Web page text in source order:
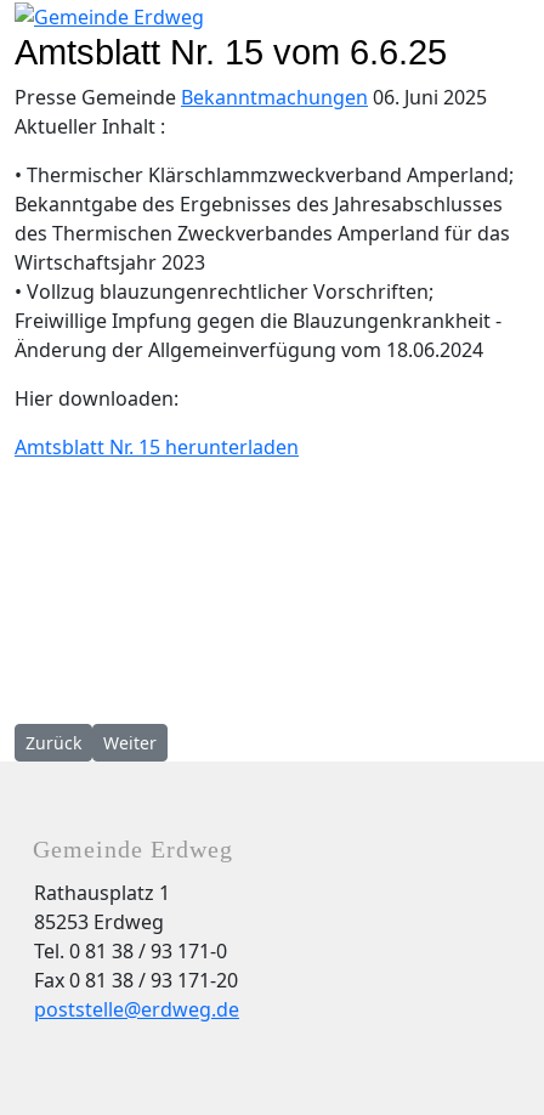
Amtsblatt Nr. 15 vom 6.6.25
Presse Gemeinde Bekanntmachungen 06. Juni 2025
Aktueller Inhalt :
• Thermischer Klärschlammzweckverband Amperland;
Bekanntgabe des Ergebnisses des Jahresabschlusses
des Thermischen Zweckverbandes Amperland für das
Wirtschaftsjahr 2023
• Vollzug blauzungenrechtlicher Vorschriften;
Freiwillige Impfung gegen die Blauzungenkrankheit -
Änderung der Allgemeinverfügung vom 18.06.2024
Hier downloaden:
Amtsblatt Nr. 15 herunterladen
Vorheriger Beitrag: Amtsblatt Nr. 16 vom 13.6.2025
Zurück Nächster Beitrag: Amtsblatt Nr. 14 vom 22.05.2025
Weiter
Gemeinde Erdweg
Rathausplatz 1
85253 Erdweg
Tel. 0 81 38 / 93 171-0
Fax 0 81 38 / 93 171-20
poststelle@erdweg.de